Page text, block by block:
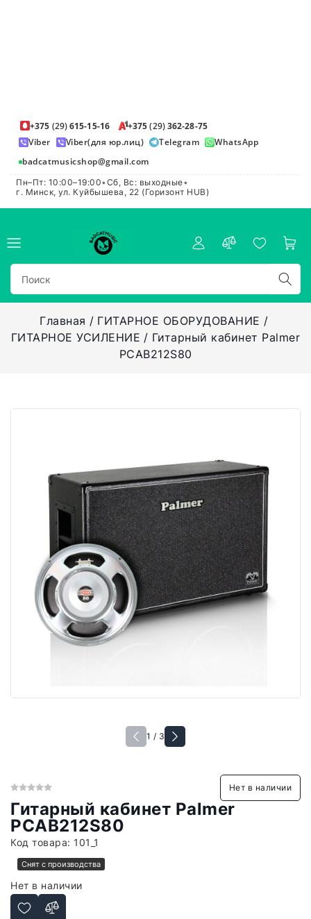
+375 (29)615-15-16 +375(29)362-28-75
Viber
Viber(для юр.лиц) Telegram
WhatsApp
badcatmusicshop@gmail.com
Пн–Пт: 10:00–19:00•Сб, Вс: выходные•
г. Минск, ул. Куйбышева, 22 (Горизонт HUB)
Главная
ГИТАРНОЕ ОБОРУДОВАНИЕ
ГИТАРНОЕ УСИЛЕНИЕ
Гитарный кабинет Palmer
PCAB212S80
1 / 3
Нет в наличии
Гитарный кабинет Palmer
PCAB212S80
Код товара: 101_1
Снят с производства
Нет в наличии